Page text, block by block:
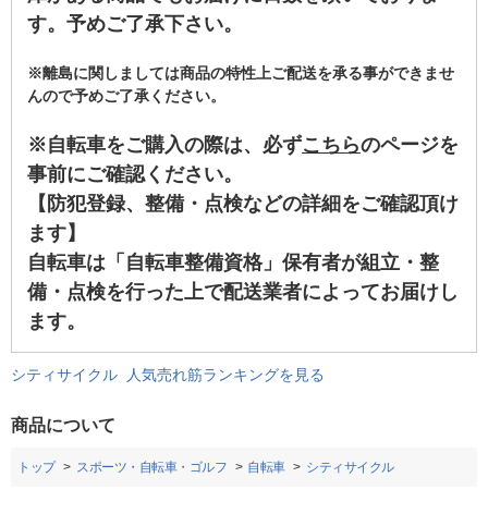
す。予めご了承下さい。
※離島に関しましては商品の特性上ご配送を承る事ができませ
んので予めご了承ください。
※自転車をご購入の際は、必ずこちらのページを
事前にご確認ください。
【防犯登録、整備・点検などの詳細をご確認頂け
ます】
自転車は「自転車整備資格」保有者が組立・整
備・点検を行った上で配送業者によってお届けし
ます。
シティサイクル 人気売れ筋ランキングを見る
商品について
トップ スポーツ・自転車・ゴルフ 自転車 シティサイクル